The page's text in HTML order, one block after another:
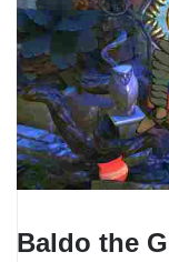
Baldo the